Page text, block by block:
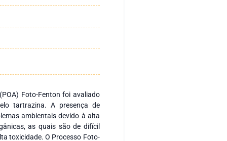
Foto-Fenton foi avaliado
tartrazina. A presença de
ambientais devido à alta
as quais são de difícil
toxicidade. O Processo Foto-